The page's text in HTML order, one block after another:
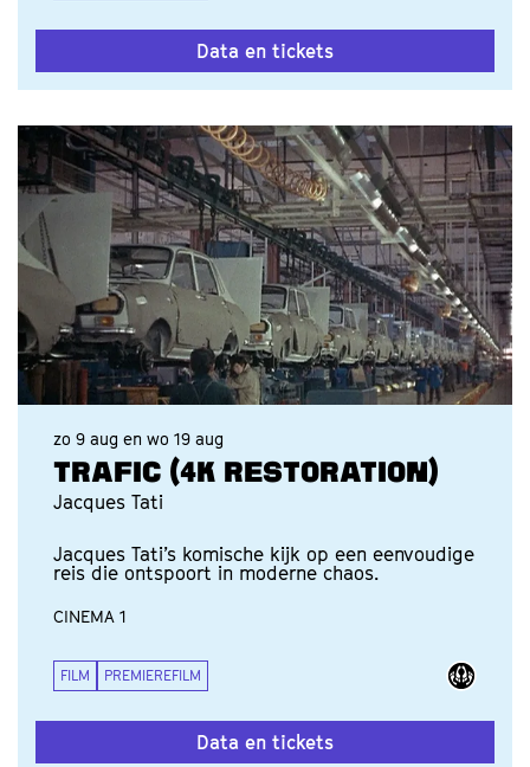
Data en tickets
TRAFIC (4K RESTORATION)
Jacques Tati
zo 9 aug en wo 19 aug
Jacques Tati’s komische kijk op een eenvoudige
reis die ontspoort in moderne chaos.
CINEMA 1
FILM PREMIEREFILM
Data en tickets